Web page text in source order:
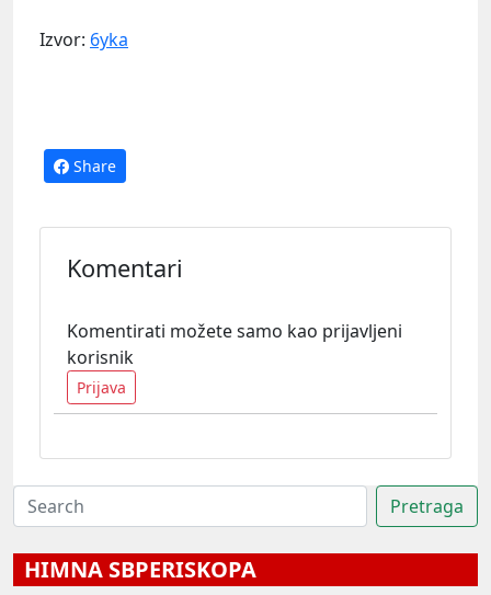
Izvor: 6yka
Share
Komentari
Komentirati možete samo kao prijavljeni
korisnik
Prijava
HIMNA SBPERISKOPA